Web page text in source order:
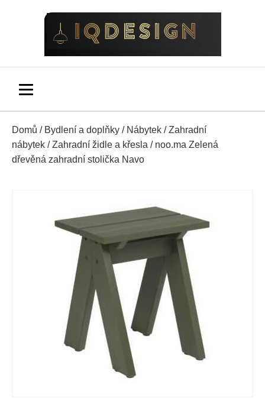
Domů / Bydlení a doplňky / Nábytek /Zahradní
nábytek /Zahradní židle a křesla / noo.ma Zelená
dřevěná zahradní stolička Navo